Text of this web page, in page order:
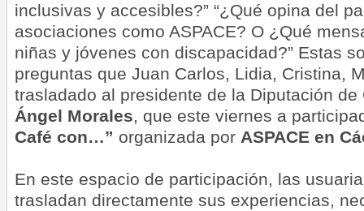
inclusivas y accesibles?” “¿Qué opina del
asociaciones como ASPACE? O ¿Qué
niñas y jóvenes con discapacidad?” Estas
preguntas que Juan Carlos, Lidia, Cristina,
trasladado al presidente de la Diputación
Ángel Morales, que este viernes a
Café con…” organizada por ASPACE en
En este espacio de participación, las
trasladan directamente sus experiencias,